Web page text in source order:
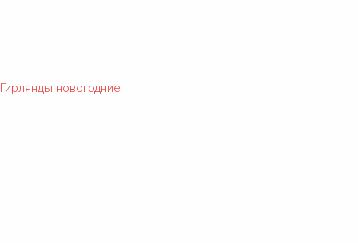
Гирлянды новогодние